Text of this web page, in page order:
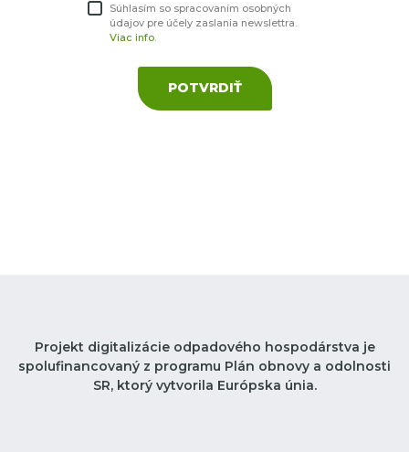
Súhlasím so spracovaním osobných
údajov pre účely zaslania newslettra.
Viac info.
POTVRDIŤ
Projekt digitalizácie odpadového hospodárstva je
spolufinancovaný z programu Plán obnovy a odolnosti
SR, ktorý vytvorila Európska únia.